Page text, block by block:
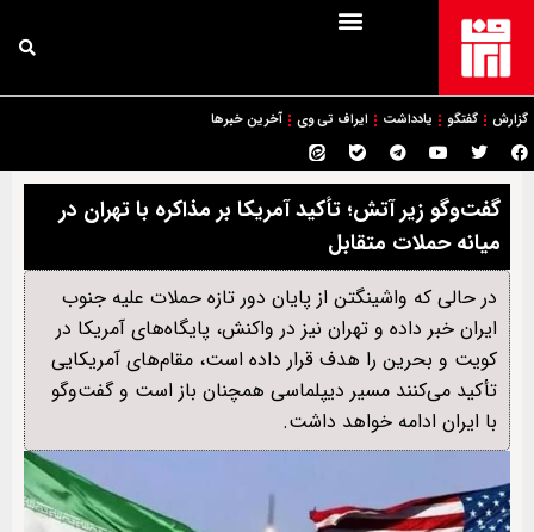
گزارش گفتگو یادداشت ایراف تی وی آخرین خبرها
گفت‌وگو زیر آتش؛ تأکید آمریکا بر مذاکره با تهران در
میانه حملات متقابل
در حالی که واشینگتن از پایان دور تازه حملات علیه جنوب
ایران خبر داده و تهران نیز در واکنش، پایگاه‌های آمریکا در
کویت و بحرین را هدف قرار داده است، مقام‌های آمریکایی
تأکید می‌کنند مسیر دیپلماسی همچنان باز است و گفت‌وگو
با ایران ادامه خواهد داشت.